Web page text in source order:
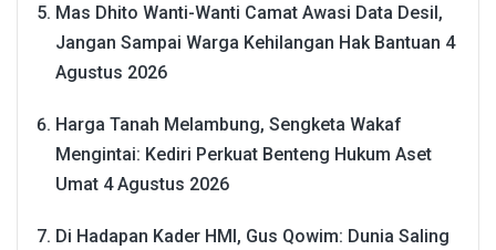
Mas Dhito Wanti-Wanti Camat Awasi Data Desil,
Jangan Sampai Warga Kehilangan Hak Bantuan 4
Agustus 2026
Harga Tanah Melambung, Sengketa Wakaf
Mengintai: Kediri Perkuat Benteng Hukum Aset
Umat 4 Agustus 2026
Di Hadapan Kader HMI, Gus Qowim: Dunia Saling